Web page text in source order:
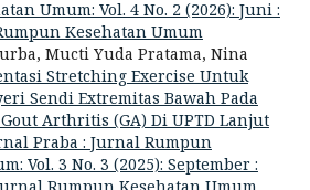
Umum: Vol. 4 No. 2 (2026): Juni :
Kesehatan Umum
Mucti Yuda Pratama, Nina
Stretching Exercise Untuk
Sendi Extremitas Bawah Pada
Arthritis (GA) Di UPTD Lanjut
Praba : Jurnal Rumpun
Vol. 3 No. 3 (2025): September :